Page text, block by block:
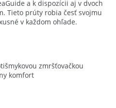
a k dispozícii aj v dvoch
Tieto prúty robia česť svojmu
v každom ohľade.
zmršťovačkou
komfort